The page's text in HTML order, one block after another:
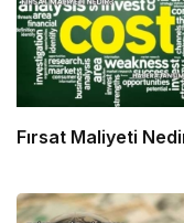
Fırsat Maliyeti